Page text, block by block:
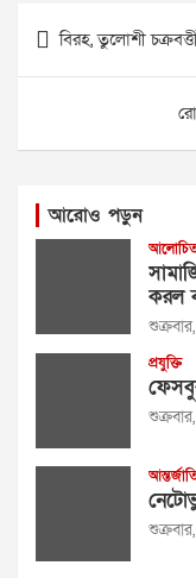
Post
navigation
বিরহ, তুলোশী
আরোও পড়ুন
করল
প্রযুক্তি